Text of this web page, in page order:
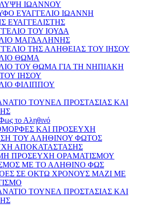
ΙΩΑΝΝΟΥ
ΕΥΑΓΓΕΛΙΟ ΙΩΑΝΝΗ
ΕΥΑΓΓΕΛΙΣΤΗΣ
ΤΟΥ ΙΟΥΔΑ
ΜΑΓΔΑΛΗΝΗΣ
ΤΗΣ ΑΛΗΘΕΙΑΣ ΤΟΥ ΙΗΣΟΥ
ΘΩΜΑ
ΤΟΥ ΘΩΜΑ ΓΙΑ ΤΗ ΝΗΠΙΑΚΗ
ΙΗΣΟΥ
ΦΙΛΙΠΠΟΥ
ΤΟΥΝΕΛ ΠΡΟΣΤΑΣΙΑΣ ΚΑΙ
το Αληθινό
ΚΑΙ ΠΡΟΣΕΥΧΗ
ΤΟΥ ΑΛΗΘΙΝΟΥ ΦΩΤΟΣ
ΑΠΟΚΑΤΑΣΤΑΣΗΣ
ΠΡΟΣΕΥΧΗ ΟΡΑΜΑΤΙΣΜΟΥ
ΜΕ ΤΟ ΑΛΗΘΙΝΟ ΦΩΣ
ΣΕ ΟΚΤΩ ΧΡΟΝΟΥΣ ΜΑΖΙ ΜΕ
ΤΟΥΝΕΛ ΠΡΟΣΤΑΣΙΑΣ ΚΑΙ